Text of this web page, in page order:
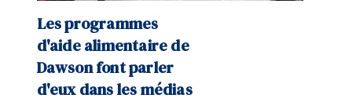
Les programmes
d'aide alimentaire de
Dawson font parler
d'eux dans les médias